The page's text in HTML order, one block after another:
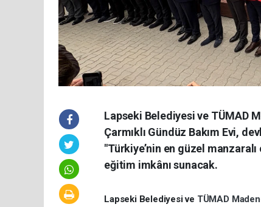
Lapseki Belediyesi ve TÜMAD
Çarmıklı Gündüz Bakım Evi,
"Türkiye’nin en güzel
eğitim imkânı sunacak.
Lapseki Belediyesi ve TÜMAD